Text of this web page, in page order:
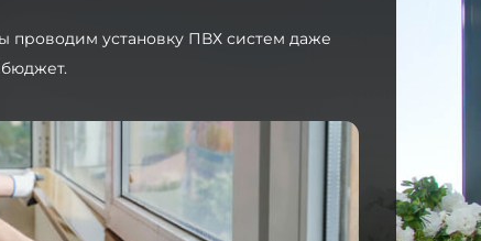
проводим установку ПВХ систем даже